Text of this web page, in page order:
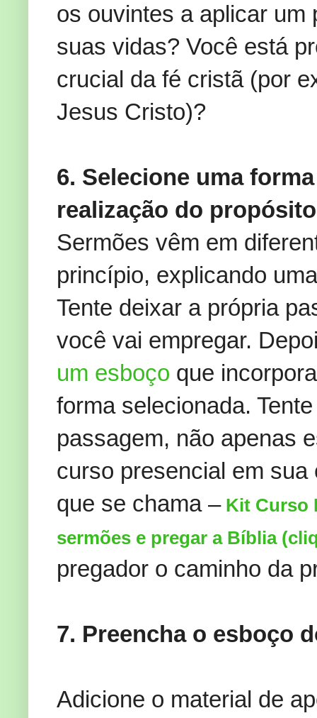
os ouvintes a aplicar um
suas vidas? Você está
crucial da fé cristã (por
Jesus Cristo)?
6. Selecione uma
realização do
Sermões vêm em
princípio, explicando
Tente deixar a própria
você vai empregar.
um esboço que
forma selecionada.
passagem, não apenas
curso presencial em
que se chama – Kit Curso
sermões e pregar a Bíblia
pregador o caminho da
7. Preencha o esboço
Adicione o material de